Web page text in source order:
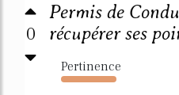
0
Permis de
récupérer ses
Pertinence
4244%